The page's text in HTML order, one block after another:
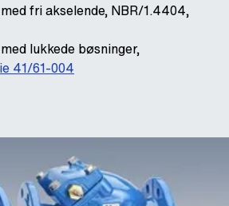
fri akselende, NBR/1.4404,
lukkede bøsninger,
41/61-004